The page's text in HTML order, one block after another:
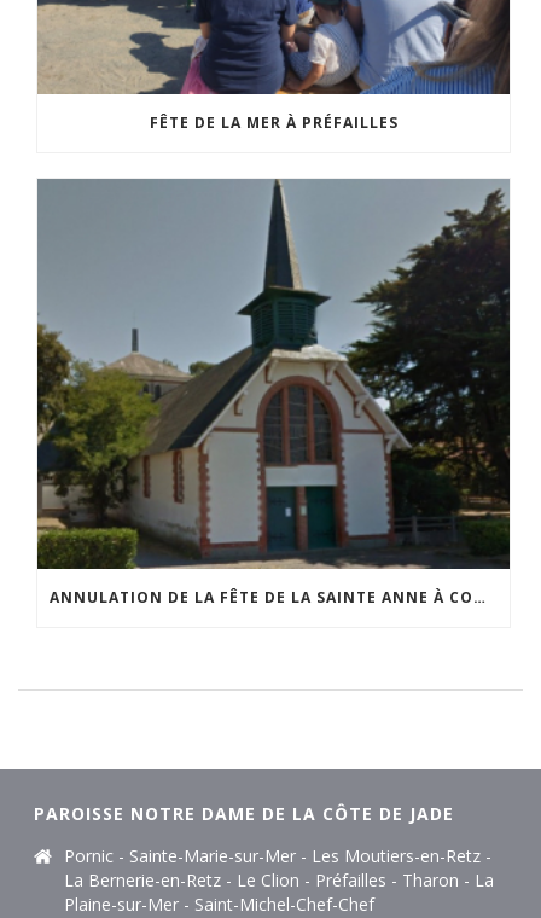
FÊTE DE LA MER À PRÉFAILLES
ANNULATION DE LA FÊTE DE LA SAINTE ANNE À COMBERGE
PAROISSE NOTRE DAME DE LA CÔTE DE JADE
Pornic - Sainte-Marie-sur-Mer - Les Moutiers-en-Retz -
La Bernerie-en-Retz - Le Clion - Préfailles - Tharon - La
Plaine-sur-Mer - Saint-Michel-Chef-Chef